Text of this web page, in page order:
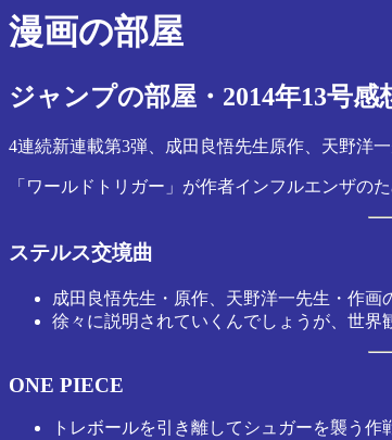
漫画の部屋
ジャンプの部屋・2014年13号感
4連続新連載第3弾、成田良悟先生原作、天野洋
「ワールドトリガー」が作者インフルエンザの
ステルス交境曲
成田良悟先生・原作、天野洋一先生・作画
徐々に説明されていくんでしょうが、世界
ONE PIECE
トレボールを引き離してシュガーを襲う